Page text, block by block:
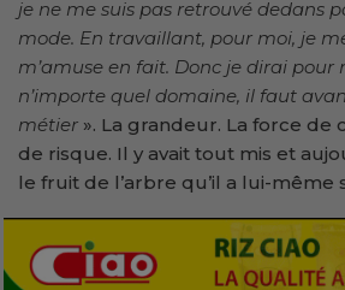
je ne me suis pas retrouvé dedans
mode. En travaillant, pour moi, je
m’amuse en fait. Donc je dirai pour
n’importe quel domaine, il faut
métier ». La grandeur. La force de
de risque. Il y avait tout mis et
le fruit de l’arbre qu’il a lui-même